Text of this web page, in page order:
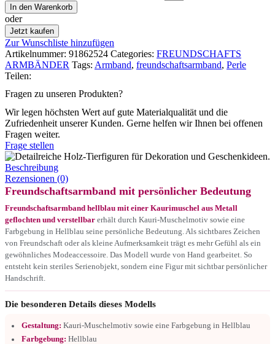
In den Warenkorb
oder
Jetzt kaufen
Zur Wunschliste hinzufügen
Artikelnummer: 91862524 Categories: FREUNDSCHAFTS
ARMBÄNDER Tags: Armband, freundschaftsarmband, Perle
Teilen:
Fragen zu unseren Produkten?
Wir legen höchsten Wert auf gute Materialqualität und die
Zufriedenheit unserer Kunden. Gerne helfen wir Ihnen bei offenen
Fragen weiter.
Frage stellen
Beschreibung
Rezensionen (0)
Freundschaftsarmband mit persönlicher Bedeutung
Freundschaftsarmband hellblau mit einer Kaurimuschel aus Metall
geflochten und verstellbar erhält durch Kauri-Muschelmotiv sowie eine
Farbgebung in Hellblau seine persönliche Bedeutung. Als sichtbares Zeichen
von Freundschaft oder als kleine Aufmerksamkeit trägt es mehr Gefühl als ein
gewöhnliches Modeaccessoire. Das Modell wurde von Hand gearbeitet. So
entsteht kein steriles Serienobjekt, sondern eine Figur mit sichtbar persönlicher
Handschrift.
Die besonderen Details dieses Modells
Gestaltung: Kauri-Muschelmotiv sowie eine Farbgebung in Hellblau
Farbgebung: Hellblau